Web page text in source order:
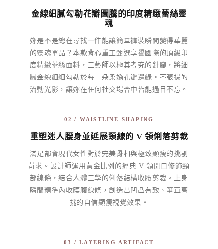
金線細膩勾勒花瓣圖騰的印度精緻蕾絲靈
魂
妳是不是總在尋找一件能讓簡單褲裝瞬間變得華麗
的靈魂單品？本款背心重工甄選享譽國際的頂級印
度精緻蕾絲面料，工藝師以極其考究的針腳，將細
膩金線細細勾勒於每一朵柔嬌花瓣邊緣。不張揚的
流動光影，讓妳在任何社交場合中皆能過目不忘。
02 / WAISTLINE SHAPING
重塑迷人腰身並延展頸線的 V 領俐落剪裁
滿足都會現代女性對於完美骨相與極致顯瘦的挑剔
苛求。設計師運用黃金比例的經典 V 領開口修飾頸
部線條，結合人體工學的俐落結構收腰剪裁。上身
瞬間精準內收腰腹線條，創造出凹凸有致、筆直高
挑的自信顯瘦視覺效果。
03 / LAYERING ARTIFACT